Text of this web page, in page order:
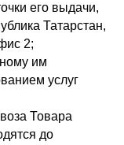
его выдачи,
Татарстан,
2;
им
услуг
Товара
до